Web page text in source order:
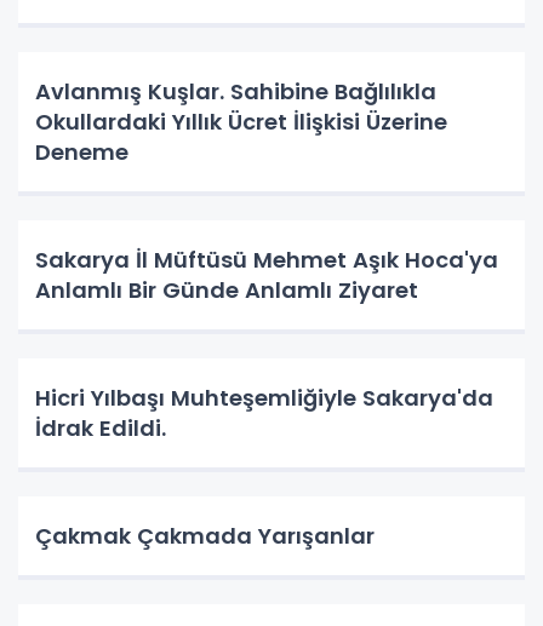
Avlanmış Kuşlar. Sahibine Bağlılıkla
Okullardaki Yıllık Ücret İlişkisi Üzerine
Deneme
Sakarya İl Müftüsü Mehmet Aşık Hoca'ya
Anlamlı Bir Günde Anlamlı Ziyaret
Hicri Yılbaşı Muhteşemliğiyle Sakarya'da
İdrak Edildi.
Çakmak Çakmada Yarışanlar